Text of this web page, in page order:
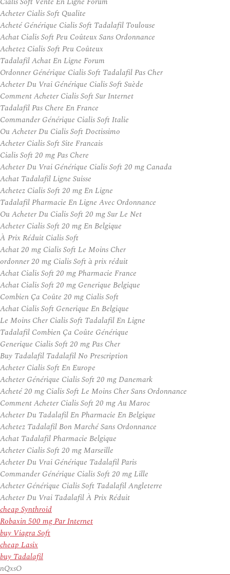
Acheter Cialis Soft Qualite
Acheté Générique Cialis Soft Tadalafil Toulouse
Achat Cialis Soft Peu Coûteux Sans Ordonnance
Achetez Cialis Soft Peu Coûteux
Tadalafil Achat En Ligne Forum
Ordonner Générique Cialis Soft Tadalafil Pas Cher
Acheter Du Vrai Générique Cialis Soft Suède
Comment Acheter Cialis Soft Sur Internet
Tadalafil Pas Chere En France
Commander Générique Cialis Soft Italie
Ou Acheter Du Cialis Soft Doctissimo
Acheter Cialis Soft Site Francais
Cialis Soft 20 mg Pas Chere
Acheter Du Vrai Générique Cialis Soft 20 mg Canada
Achat Tadalafil Ligne Suisse
Achetez Cialis Soft 20 mg En Ligne
Tadalafil Pharmacie En Ligne Avec Ordonnance
Ou Acheter Du Cialis Soft 20 mg Sur Le Net
Acheter Cialis Soft 20 mg En Belgique
À Prix Réduit Cialis Soft
Achat 20 mg Cialis Soft Le Moins Cher
ordonner 20 mg Cialis Soft à prix réduit
Achat Cialis Soft 20 mg Pharmacie France
Achat Cialis Soft 20 mg Generique Belgique
Combien Ça Coûte 20 mg Cialis Soft
Achat Cialis Soft Generique En Belgique
Le Moins Cher Cialis Soft Tadalafil En Ligne
Tadalafil Combien Ça Coûte Générique
Generique Cialis Soft 20 mg Pas Cher
Buy Tadalafil Tadalafil No Prescription
Acheter Cialis Soft En Europe
Acheter Générique Cialis Soft 20 mg Danemark
Acheté 20 mg Cialis Soft Le Moins Cher Sans Ordonnance
Comment Acheter Cialis Soft 20 mg Au Maroc
Acheter Du Tadalafil En Pharmacie En Belgique
Achetez Tadalafil Bon Marché Sans Ordonnance
Achat Tadalafil Pharmacie Belgique
Acheter Cialis Soft 20 mg Marseille
Acheter Du Vrai Générique Tadalafil Paris
Commander Générique Cialis Soft 20 mg Lille
Acheter Générique Cialis Soft Tadalafil Angleterre
Acheter Du Vrai Tadalafil À Prix Réduit
cheap Synthroid
Robaxin 500 mg Par Internet
buy Viagra Soft
cheap Lasix
buy Tadalafil
nQxsO